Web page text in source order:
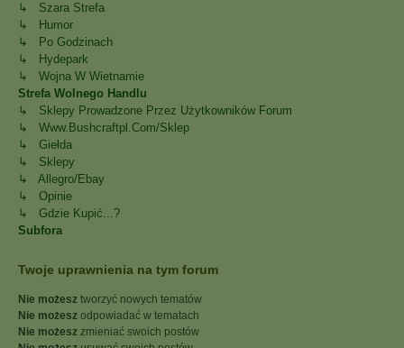
↳ Szara Strefa
↳ Humor
↳ Po Godzinach
↳ Hydepark
↳ Wojna W Wietnamie
Strefa Wolnego Handlu
↳ Sklepy Prowadzone Przez Użytkowników Forum
↳ Www.bushcraftpl.com/sklep
↳ Giełda
↳ Sklepy
↳ Allegro/Ebay
↳ Opinie
↳ Gdzie Kupić...?
Subfora
Twoje uprawnienia na tym forum
Nie możesz tworzyć nowych tematów
Nie możesz odpowiadać w tematach
Nie możesz zmieniać swoich postów